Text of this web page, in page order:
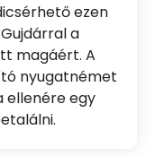
ezen
a
magáért. A
nyugatnémet
ellenére egy